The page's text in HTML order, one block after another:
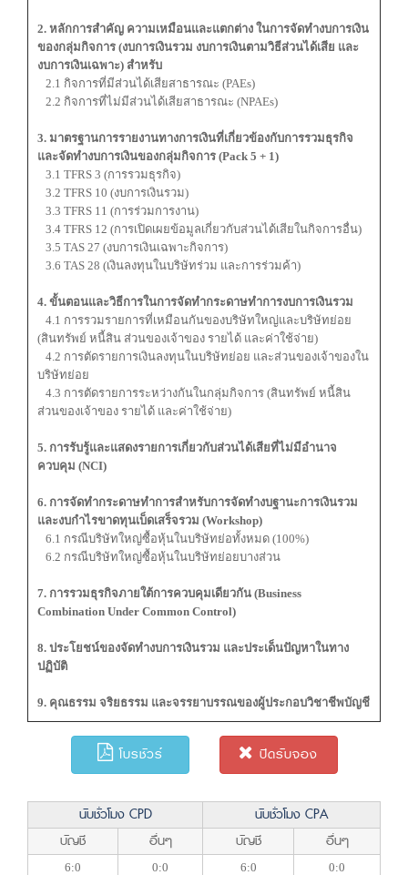
2. หลักการสำคัญ ความเหมือนและแตกต่าง ในการจัดทำงบการเงิน
ของกลุ่มกิจการ (งบการเงินรวม งบการเงินตามวิธีส่วนได้เสีย และ
งบการเงินเฉพาะ) สำหรับ
2.1 กิจการที่มีส่วนได้เสียสาธารณะ (PAEs)
2.2 กิจการที่ไม่มีส่วนได้เสียสาธารณะ (NPAEs)
3. มาตรฐานการรายงานทางการเงินที่เกี่ยวข้องกับการรวมธุรกิจ
และจัดทำงบการเงินของกลุ่มกิจการ (Pack 5 + 1)
3.1 TFRS 3 (การรวมธุรกิจ)
3.2 TFRS 10 (งบการเงินรวม)
3.3 TFRS 11 (การร่วมการงาน)
3.4 TFRS 12 (การเปิดเผยข้อมูลเกี่ยวกับส่วนได้เสียในกิจการอื่น)
3.5 TAS 27 (งบการเงินเฉพาะกิจการ)
3.6 TAS 28 (เงินลงทุนในบริษัทร่วม และการร่วมค้า)
4. ขั้นตอนและวิธีการในการจัดทำกระดาษทำการงบการเงินรวม
4.1 การรวมรายการที่เหมือนกันของบริษัทใหญ่และบริษัทย่อย
(สินทรัพย์ หนี้สิน ส่วนของเจ้าของ รายได้ และค่าใช้จ่าย)
4.2 การตัดรายการเงินลงทุนในบริษัทย่อย และส่วนของเจ้าของใน
บริษัทย่อย
4.3 การตัดรายการระหว่างกันในกลุ่มกิจการ (สินทรัพย์ หนี้สิน
ส่วนของเจ้าของ รายได้ และค่าใช้จ่าย)
5. การรับรู้และแสดงรายการเกี่ยวกับส่วนได้เสียที่ไม่มีอํานาจ
ควบคุม (NCI)
6. การจัดทำกระดาษทําการสำหรับการจัดทำงบฐานะการเงินรวม
และงบกำไรขาดทุนเบ็ดเสร็จรวม (Workshop)
6.1 กรณีบริษัทใหญ่ซื้อหุ้นในบริษัทย่อทั้งหมด (100%)
6.2 กรณีบริษัทใหญ่ซื้อหุ้นในบริษัทย่อยบางส่วน
7. การรวมธุรกิจภายใต้การควบคุมเดียวกัน (Business
Combination Under Common Control)
8. ประโยชน์ของจัดทำงบการเงินรวม และประเด็นปัญหาในทาง
ปฏิบัติ
9. คุณธรรม จริยธรรม และจรรยาบรรณของผู้ประกอบวิชาชีพบัญชี
โบรชัวร์ ปิดรับจอง
นับชั่วโมง CPD
นับชั่วโมง CPA
บัญชี
อื่นๆ บัญชี อื่นๆ
6:0 0:0 6:0 0:0